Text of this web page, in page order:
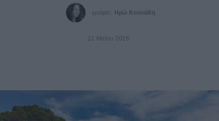
γράφει: Ηρώ Κουνάδη
21 Μαΐου 2026